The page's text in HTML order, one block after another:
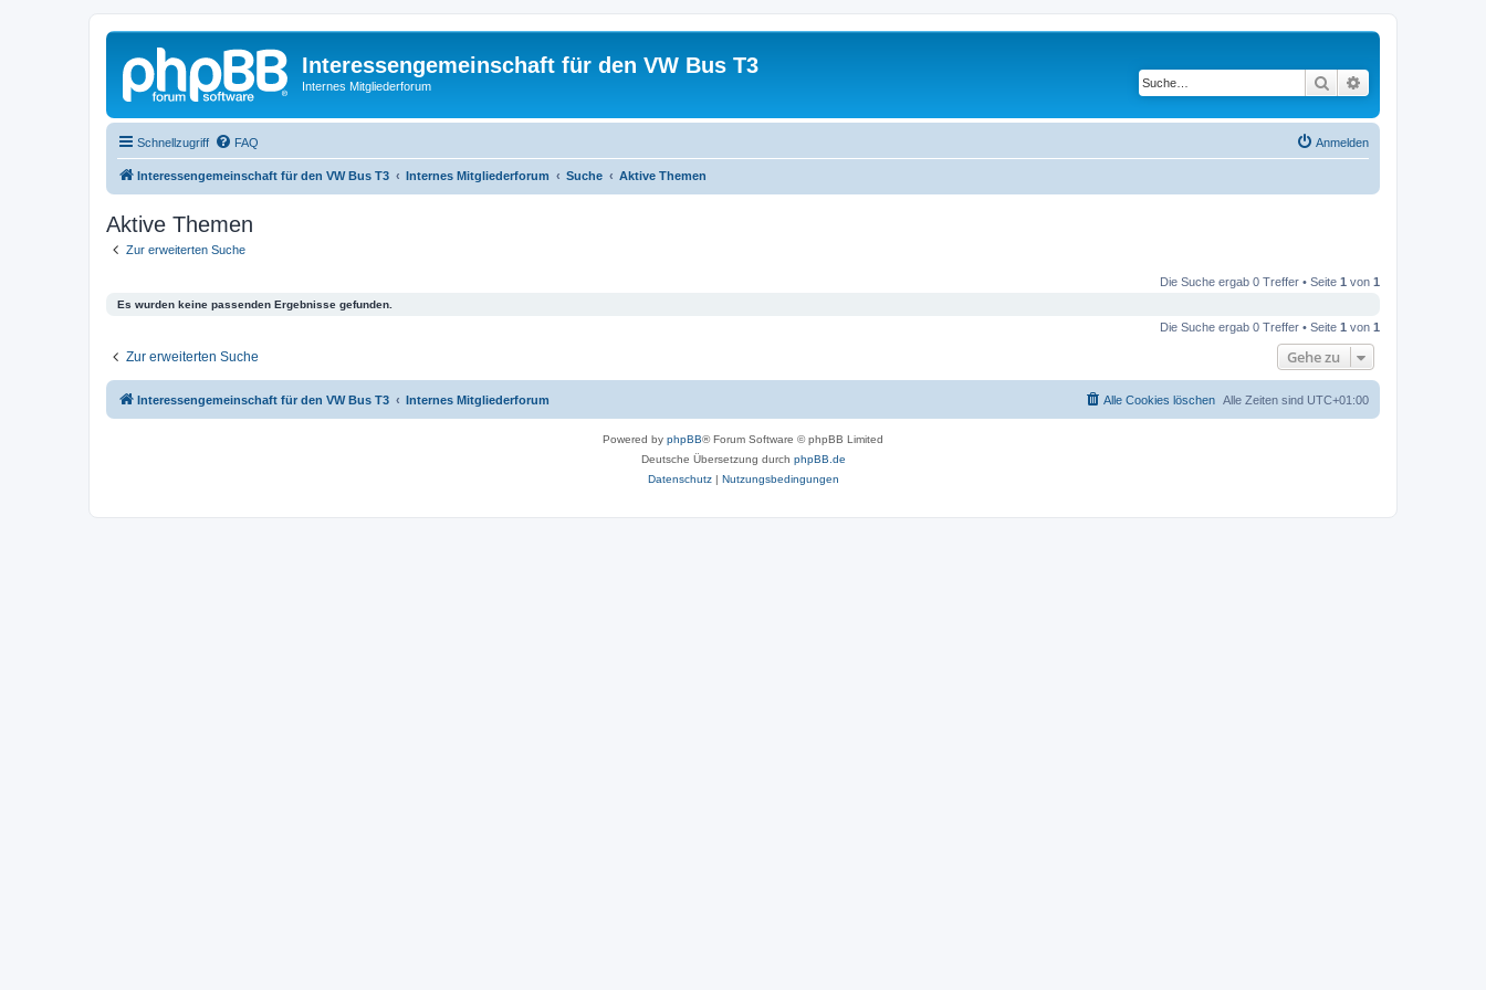
Interessengemeinschaft für den VW Bus T3
Internes Mitgliederforum Suche
Schnellzugriff FAQ Anmelden
Interessengemeinschaft für den VW Bus T3 Internes Mitgliederforum Suche Aktive Themen
Aktive Themen
Zur erweiterten Suche
Die Suche ergab 0 Treffer • Seite 1 von 1
Es wurden keine passenden Ergebnisse gefunden.
Die Suche ergab 0 Treffer • Seite 1 von 1
Zur erweiterten Suche Gehe zu
Interessengemeinschaft für den VW Bus T3 Internes Mitgliederforum Alle Zeiten sind UTC+01:00
Alle Cookies löschen
Powered by phpBB® Forum Software © phpBB Limited
Deutsche Übersetzung durch phpBB.de
Datenschutz| Nutzungsbedingungen